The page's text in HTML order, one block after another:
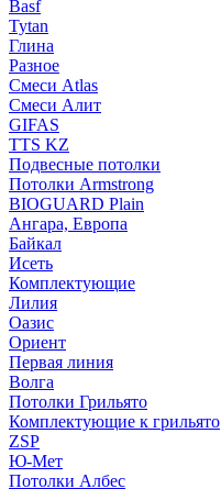
Basf
Tytan
Глина
Разное
Смеси Atlas
Смеси Алит
GIFAS
TTS KZ
Подвесные потолки
Потолки Armstrong
BIOGUARD Plain
Ангара, Европа
Байкал
Исеть
Комплектующие
Лилия
Оазис
Ориент
Первая линия
Волга
Потолки Грильято
Комплектующие к грильято
ZSP
Ю-Мет
Потолки Албес